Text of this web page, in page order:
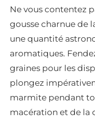
Ne vous contentez
gousse charnue de
une quantité
aromatiques.
graines pour les
plongez
marmite pendant
macération et de la